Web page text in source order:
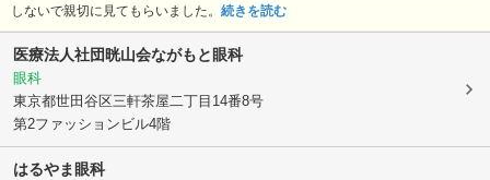
しないで親切に見てもらいました。 続きを読む
医療法人社団晄山会ながもと眼科
眼科
東京都世田谷区三軒茶屋二丁目14番8号
第2ファッションビル4階
はるやま眼科